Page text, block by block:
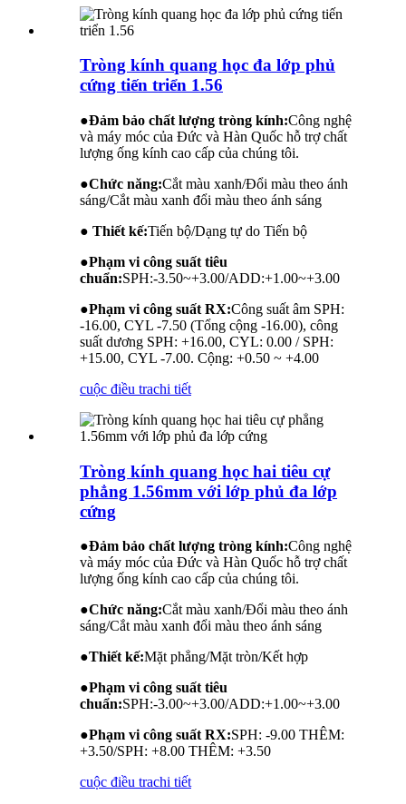
Tròng kính quang học đa lớp phủ
cứng tiến triển 1.56
●Đảm bảo chất lượng tròng kính:Công nghệ
và máy móc của Đức và Hàn Quốc hỗ trợ chất
lượng ống kính cao cấp của chúng tôi.
●Chức năng:Cắt màu xanh/Đổi màu theo ánh
sáng/Cắt màu xanh đổi màu theo ánh sáng
● Thiết kế:Tiến bộ/Dạng tự do Tiến bộ
●Phạm vi công suất tiêu
chuẩn:SPH:-3.50~+3.00/ADD:+1.00~+3.00
●Phạm vi công suất RX:Công suất âm SPH:
-16.00, CYL -7.50 (Tổng cộng -16.00), công
suất dương SPH: +16.00, CYL: 0.00 / SPH:
+15.00, CYL -7.00. Cộng: +0.50 ~ +4.00
cuộc điều trachi tiết
Tròng kính quang học hai tiêu cự
phẳng 1.56mm với lớp phủ đa lớp
cứng
●Đảm bảo chất lượng tròng kính:Công nghệ
và máy móc của Đức và Hàn Quốc hỗ trợ chất
lượng ống kính cao cấp của chúng tôi.
●Chức năng:Cắt màu xanh/Đổi màu theo ánh
sáng/Cắt màu xanh đổi màu theo ánh sáng
●Thiết kế:Mặt phẳng/Mặt tròn/Kết hợp
●Phạm vi công suất tiêu
chuẩn:SPH:-3.00~+3.00/ADD:+1.00~+3.00
●Phạm vi công suất RX:SPH: -9.00 THÊM:
+3.50/SPH: +8.00 THÊM: +3.50
cuộc điều trachi tiết